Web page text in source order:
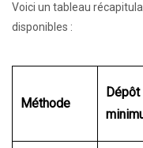
Voici un tableau
disponibles :
Méthode
Dépôt